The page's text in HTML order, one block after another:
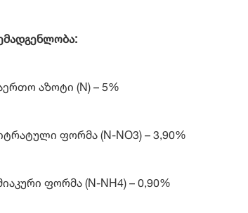
აზოტი (N) – 5%
ფორმა (N-NO3) – 3,90%
ფორმა (N-NH4) – 0,90%